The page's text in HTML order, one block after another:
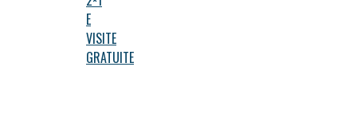
E
VISITE
GRATUITE